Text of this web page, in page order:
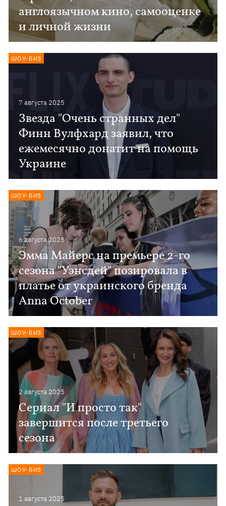
англоязычном кино, самооценке
и личной жизни
7 августа 2025
Звезда "Очень странных дел"
Финн Вулфхард заявил, что
ежемесячно донатит на помощь
Украине
ШОУ-БИЗ
6 августа 2025
Эмма Майерс на премьере 2-го
сезона "Уэнсдей" позировала в
платье от украинского бренда
Anna October
ШОУ-БИЗ
2 августа 2025
Сериал "И просто так"
завершится после третьего
сезона
ШОУ-БИЗ
1 августа 2025
ШОУ-БИЗ